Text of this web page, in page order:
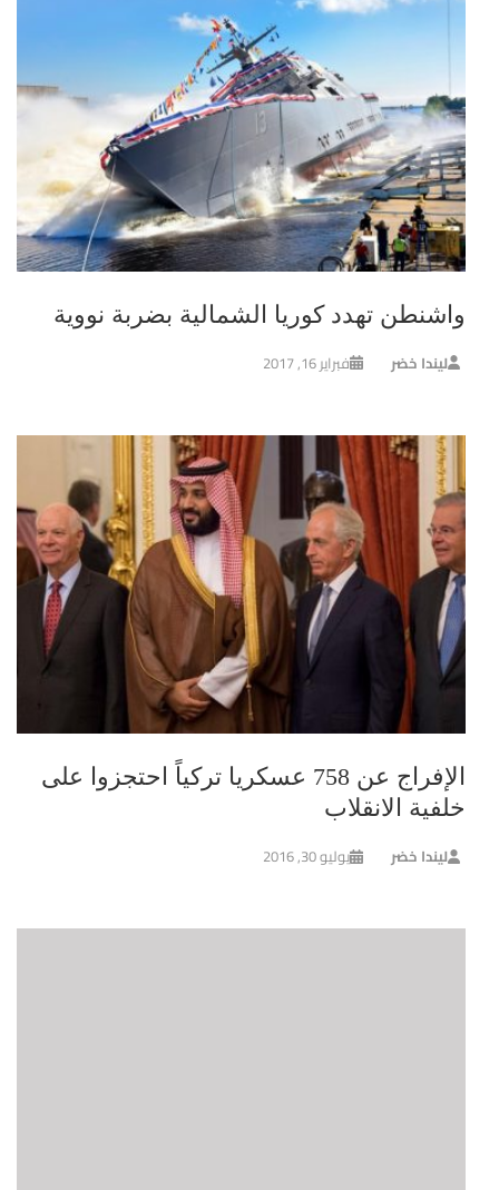
واشنطن تهدد كوريا الشمالية بضربة نووية
ليندا خضر فبراير 16, 2017
الإفراج عن 758 عسكريا تركياً احتجزوا على
خلفية الانقلاب
ليندا خضر يوليو 30, 2016